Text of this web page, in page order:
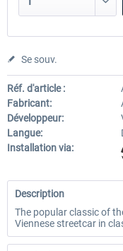
Se souv.
Réf. d'article :
Fabricant:
Développeur:
Langue:
Installation via:
Description
The popular classic of
Viennese streetcar in